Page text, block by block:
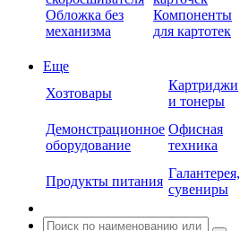
Обложка без
механизма
Компоненты
для картотек
Еще
Хозтовары
Картриджи
и тонеры
Демонстрационное
оборудование
Офисная
техника
Продукты питания
Галантерея,
сувениры